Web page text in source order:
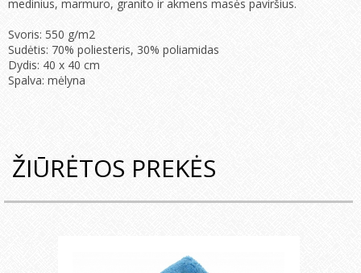
medinius, marmuro, granito ir akmens masės paviršius.
Svoris: 550 g/m2
Sudėtis: 70% poliesteris, 30% poliamidas
Dydis: 40 x 40 cm
Spalva: mėlyna
ŽIŪRĖTOS PREKĖS